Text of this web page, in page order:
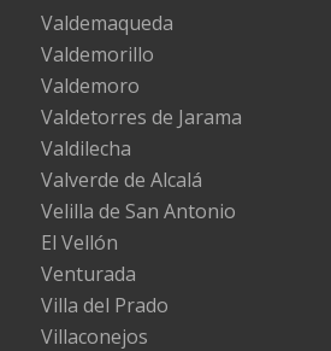
Valdemaqueda
Valdemorillo
Valdemoro
Valdetorres de Jarama
Valdilecha
Valverde de Alcalá
Velilla de San Antonio
El Vellón
Venturada
Villa del Prado
Villaconejos